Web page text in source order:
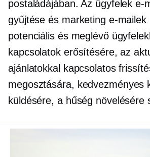
postaládájában. Az ügyfelek e-
gyűjtése és marketing e-mailek
potenciális és meglévő
kapcsolatok erősítésére, az
ajánlatokkal kapcsolatos
megosztására, kedvezményes
küldésére, a hűség növelésére